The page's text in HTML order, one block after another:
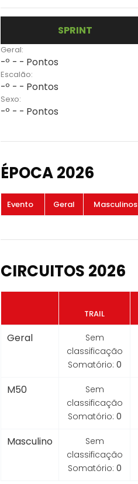
SPRINT
Geral:
-º - - Pontos
Escalão:
-º - - Pontos
Sexo:
-º - - Pontos
ÉPOCA 2026
Evento Geral Masculinos
CIRCUITOS 2026
TRAIL
Geral
Sem
classificação
Somatório: 0
M50
Sem
classificação
Somatório: 0
Masculino
Sem
classificação
Somatório: 0